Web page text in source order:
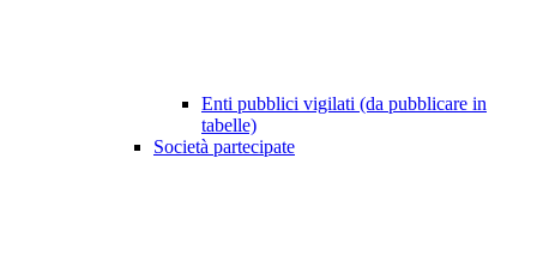
Enti pubblici vigilati (da pubblicare in
tabelle)
Società partecipate